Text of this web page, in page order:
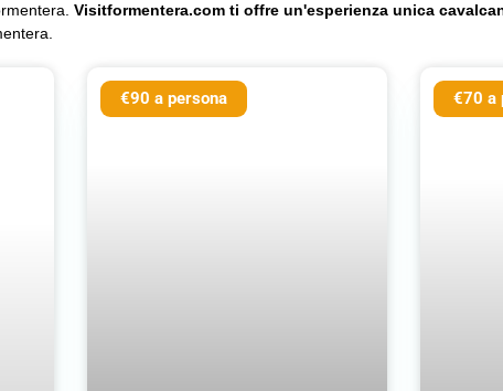
Visitformentera.com ti offre un'esperienza unica
€90 a persona €70 a